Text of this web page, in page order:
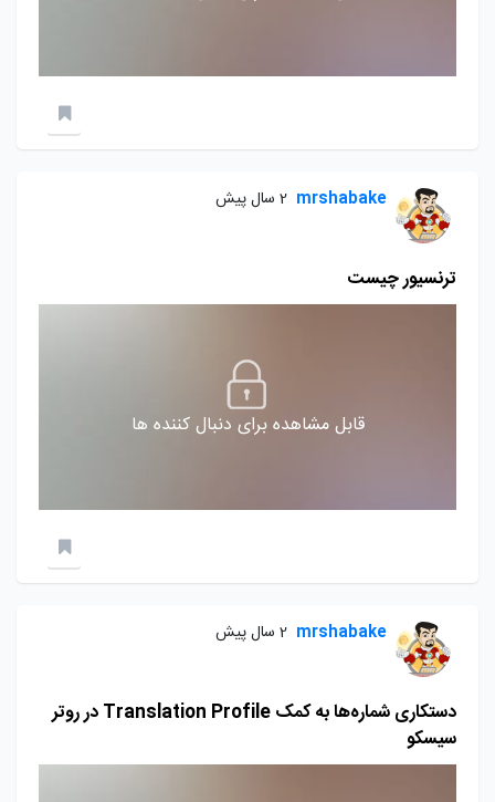
mrshabake 2 سال پیش
ترنسیور چیست
قابل مشاهده برای دنبال کننده ها
mrshabake 2 سال پیش
دستکاری شماره‌ها به کمک Translation Profile در روتر
سیسکو